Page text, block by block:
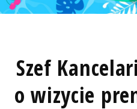
Szef
o wizycie